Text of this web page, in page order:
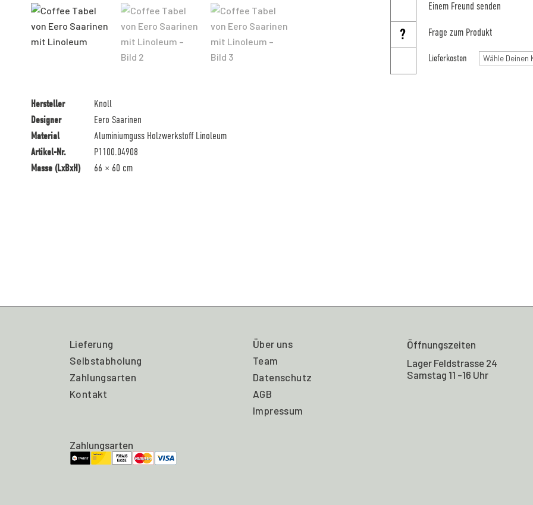
Hersteller
Knoll
Designer
Eero Saarinen
Material
Aluminiumguss Holzwerkstoff Linoleum
Artikel-Nr.
P1100.04908
Masse (LxBxH)
66 × 60 cm
Einem Freund senden
Frage zum Produkt
Lieferkosten
Lieferung
Selbstabholung
Zahlungsarten
Kontakt
Über uns
Team
Datenschutz
AGB
Impressum
Zahlungsarten
Öffnungszeiten
Lager Feldstrasse 24
Samstag 11 -16 Uhr